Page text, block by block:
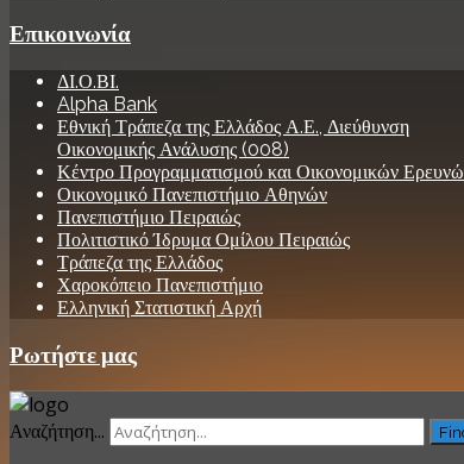
Επικοινωνία
ΔΙ.Ο.ΒΙ.
Alpha Bank
Εθνική Τράπεζα της Ελλάδος Α.Ε., Διεύθυνση
Οικονομικής Ανάλυσης (008)
Κέντρο Προγραμματισμού και Οικονομικών
Οικονομικό Πανεπιστήμιο Αθηνών
Πανεπιστήμιο Πειραιώς
Πολιτιστικό Ίδρυμα Ομίλου Πειραιώς
Τράπεζα της Ελλάδος
Χαροκόπειο Πανεπιστήμιο
Ελληνική Στατιστική Αρχή
Ρωτήστε μας
Αναζήτηση...